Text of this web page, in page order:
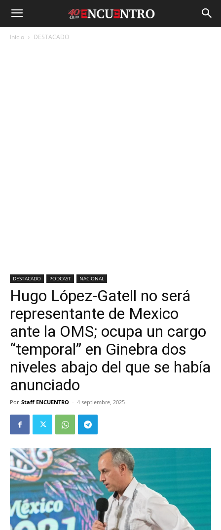
Inicio DESTACADO
DESTACADO PODCAST NACIONAL
Hugo López-Gatell no será
representante de Mexico
ante la OMS; ocupa un cargo
“temporal” en Ginebra dos
niveles abajo del que se había
anunciado
Por Staff ENCUENTRO - 4 septiembre, 2025